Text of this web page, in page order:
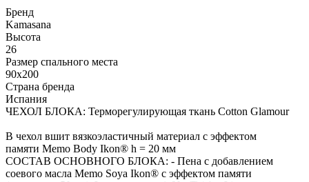
Бренд
Kamasana
Высота
26
Размер спального места
90x200
Страна бренда
Испания
ЧЕХОЛ БЛОКА: Терморегулирующая ткань Cotton Glamour
В чехол вшит вязкоэластичный материал с эффектом
памяти Memo Body Ikon® h = 20 мм
СОСТАВ ОСНОВНОГО БЛОКА: - Пена с добавлением
соевого масла Memo Soya Ikon® с эффектом памяти